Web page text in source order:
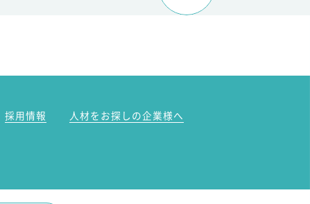
採用情報
人材をお探しの企業様へ